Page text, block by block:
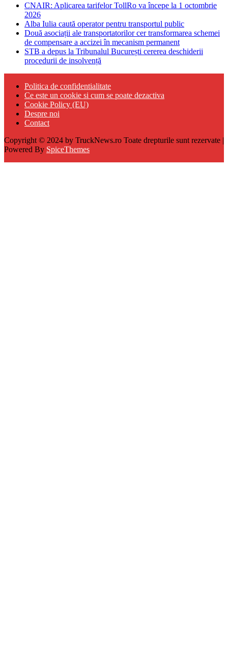
CNAIR: Aplicarea tarifelor TollRo va începe la 1 octombrie
2026
Alba Iulia caută operator pentru transportul public
Două asociații ale transportatorilor cer transformarea schemei
de compensare a accizei în mecanism permanent
STB a depus la Tribunalul București cererea deschiderii
procedurii de insolvență
Politica de confidentialitate
Ce este un cookie si cum se poate dezactiva
Cookie Policy (EU)
Despre noi
Contact
Copyright © 2024 by TruckNews.ro Toate drepturile sunt rezervate |
Powered By SpiceThemes